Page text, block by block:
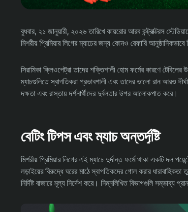
বুধবার, ২১ জানুয়ারী, ২০২৬ তারিখে কায়রোর আরব কন্ট্রাক্টরস
মিশরীয় প্রিমিয়ার লিগের ম্যাচের জন্য কোনও রেফারি আনুষ্ঠানিকভাবে
সিরামিকা ক্লিওপেট্রা তাদের শক্তিশালী হোম ফর্মের কারণে
ম্যাচগুলিতে স্বাগতিকরা প্রভাবশালী এবং তাদের ভালো রান আরও
দক্ষতা এবং রাস্তায় দর্শনার্থীদের দুর্বলতার উপর আলোকপাত করে।
বেটিং টিপস এবং ম্যাচ অন্তর্দৃষ্টি
মিশরীয় প্রিমিয়ার লিগের এই ম্যাচে দুর্দান্ত ফর্মে থাকা একটি দল
লড়াইয়ের বিরুদ্ধে ঘরের মাঠে স্বাগতিকদের গোল করার
নির্দিষ্ট বাজারে মূল্য নির্দেশ করে। নিম্নলিখিত বিভাগগুলি সম্ভাব্য